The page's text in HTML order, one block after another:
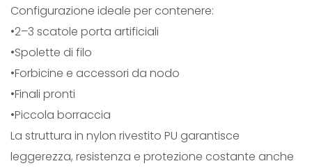
Configurazione ideale per contenere:
•2–3 scatole porta artificiali
•Spolette di filo
•Forbicine e accessori da nodo
•Finali pronti
•Piccola borraccia
La struttura in nylon rivestito PU garantisce
leggerezza, resistenza e protezione costante anche